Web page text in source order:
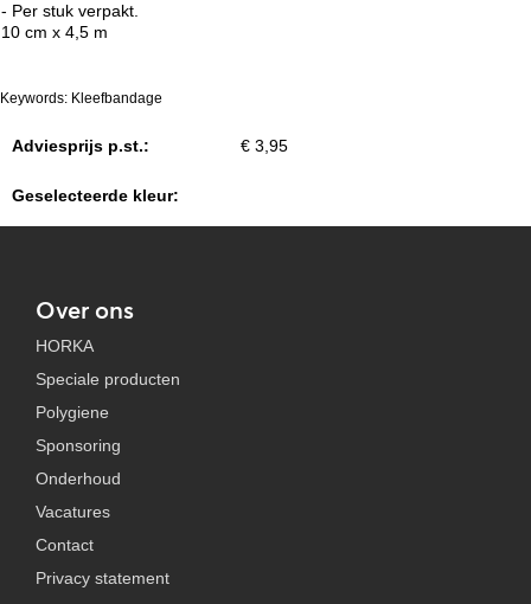
- Per stuk verpakt.
10 cm x 4,5 m
Keywords: Kleefbandage
Adviesprijs p.st.: € 3,95
Geselecteerde kleur:
Over ons
HORKA
Speciale producten
Polygiene
Sponsoring
Onderhoud
Vacatures
Contact
Privacy statement